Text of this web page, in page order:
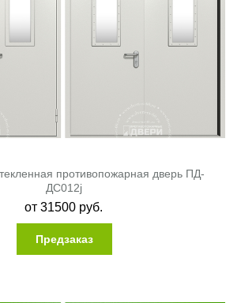
противопожарная дверь ПД-
ДC012j
от31500 руб.
Предзаказ